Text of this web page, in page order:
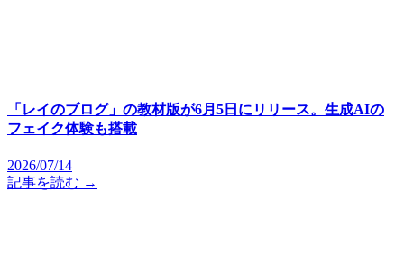
「レイのブログ」の教材版が6月5日にリリース。生成AIの
フェイク体験も搭載
2026/07/14
記事を読む →